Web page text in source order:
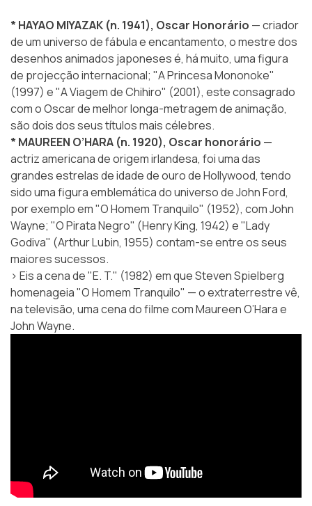
* HAYAO MIYAZAK (n. 1941), Oscar Honorário — criador
de um universo de fábula e encantamento, o mestre dos
desenhos animados japoneses é, há muito, uma figura
de projecção internacional; "A Princesa Mononoke"
(1997) e "A Viagem de Chihiro" (2001), este consagrado
com o Oscar de melhor longa-metragem de animação,
são dois dos seus títulos mais célebres.
* MAUREEN O’HARA (n. 1920), Oscar honorário —
actriz americana de origem irlandesa, foi uma das
grandes estrelas de idade de ouro de Hollywood, tendo
sido uma figura emblemática do universo de John Ford,
por exemplo em "O Homem Tranquilo" (1952), com John
Wayne; "O Pirata Negro" (Henry King, 1942) e "Lady
Godiva" (Arthur Lubin, 1955) contam-se entre os seus
maiores sucessos.
> Eis a cena de "E. T." (1982) em que Steven Spielberg
homenageia "O Homem Tranquilo" — o extraterrestre vê,
na televisão, uma cena do filme com Maureen O’Hara e
John Wayne.